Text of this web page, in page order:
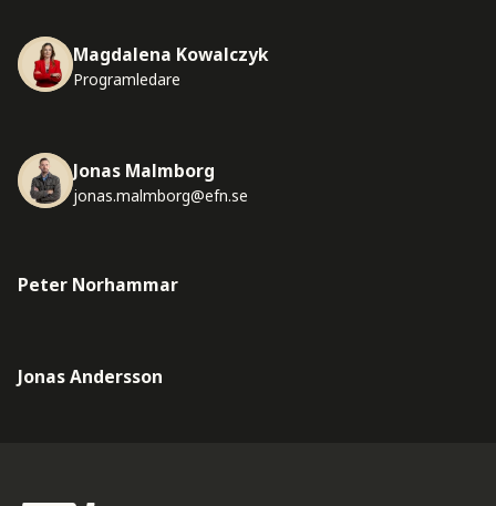
Magdalena Kowalczyk
Programledare
Jonas Malmborg
jonas.malmborg@efn.se
Peter Norhammar
Jonas Andersson